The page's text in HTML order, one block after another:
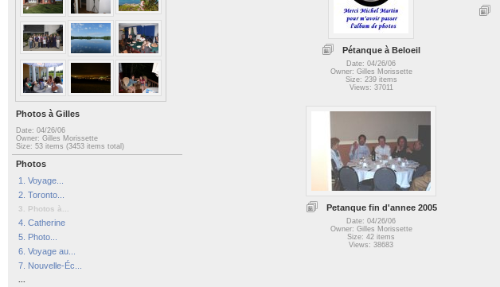
Photos à Gilles
Date: 04/26/06
Owner: Gilles Morissette
Size: 53 items (3453 items total)
Photos
1. Voyage...
2. Toronto...
3. Photos à...
4. Catherine
5. Photo...
6. Voyage au...
7. Nouvelle-Éc...
Pétanque à Beloeil
Date: 04/26/06
Owner: Gilles Morissette
Size: 239 items
Views: 37011
Petanque fin d'annee 2005
Date: 04/26/06
Owner: Gilles Morissette
Size: 42 items
Views: 38683